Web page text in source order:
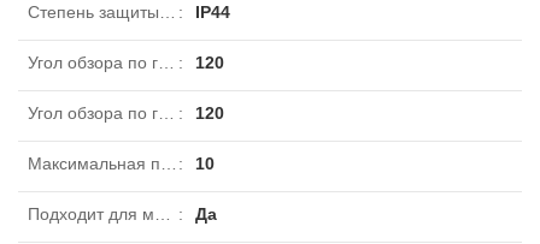
: IP44
: 120
: 120
: 10
: Да